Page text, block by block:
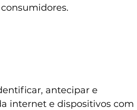
antecipar e
internet e dispositivos com